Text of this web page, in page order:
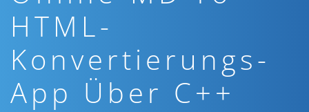
HTML-
Konvertierungs-
App Über C++